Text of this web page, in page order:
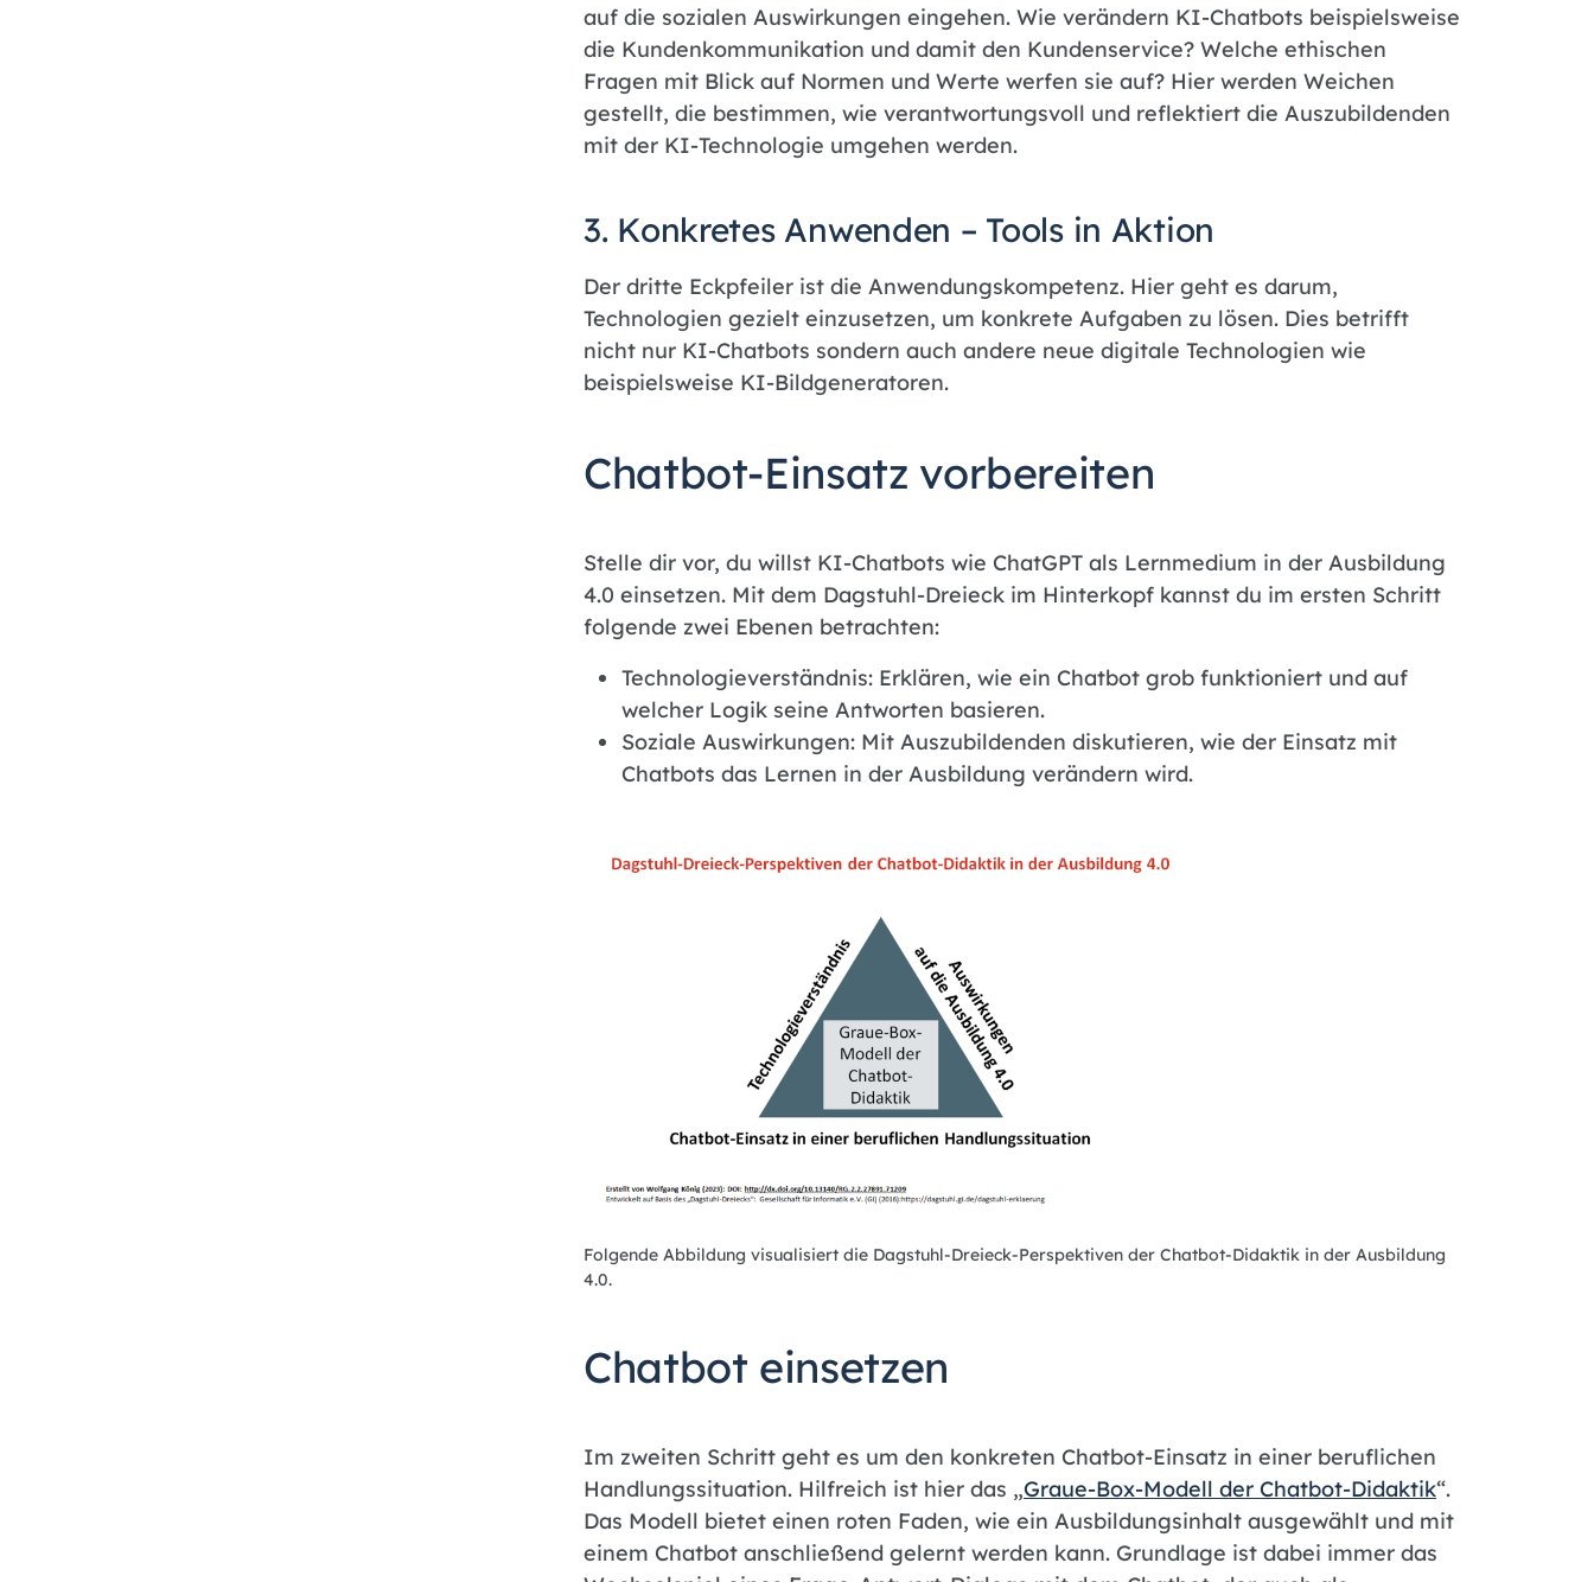
auf die sozialen Auswirkungen eingehen. Wie verändern KI-Chatbots beispielsweise
die Kundenkommunikation und damit den Kundenservice? Welche ethischen
Fragen mit Blick auf Normen und Werte werfen sie auf? Hier werden Weichen
gestellt, die bestimmen, wie verantwortungsvoll und reflektiert die Auszubildenden
mit der KI-Technologie umgehen werden.
3. Konkretes Anwenden – Tools in Aktion
Der dritte Eckpfeiler ist die Anwendungskompetenz. Hier geht es darum,
Technologien gezielt einzusetzen, um konkrete Aufgaben zu lösen. Dies betrifft
nicht nur KI-Chatbots sondern auch andere neue digitale Technologien wie
beispielsweise KI-Bildgeneratoren.
Chatbot-Einsatz vorbereiten
Stelle dir vor, du willst KI-Chatbots wie ChatGPT als Lernmedium in der Ausbildung
4.0 einsetzen. Mit dem Dagstuhl-Dreieck im Hinterkopf kannst du im ersten Schritt
folgende zwei Ebenen betrachten:
Technologieverständnis: Erklären, wie ein Chatbot grob funktioniert und auf
welcher Logik seine Antworten basieren.
Soziale Auswirkungen: Mit Auszubildenden diskutieren, wie der Einsatz mit
Chatbots das Lernen in der Ausbildung verändern wird.
Folgende Abbildung visualisiert die Dagstuhl-Dreieck-Perspektiven der Chatbot-Didaktik in der Ausbildung
4.0.
Chatbot einsetzen
Im zweiten Schritt geht es um den konkreten Chatbot-Einsatz in einer beruflichen
Handlungssituation. Hilfreich ist hier das „Graue-Box-Modell der Chatbot-Didaktik“.
Das Modell bietet einen roten Faden, wie ein Ausbildungsinhalt ausgewählt und mit
einem Chatbot anschließend gelernt werden kann. Grundlage ist dabei immer das